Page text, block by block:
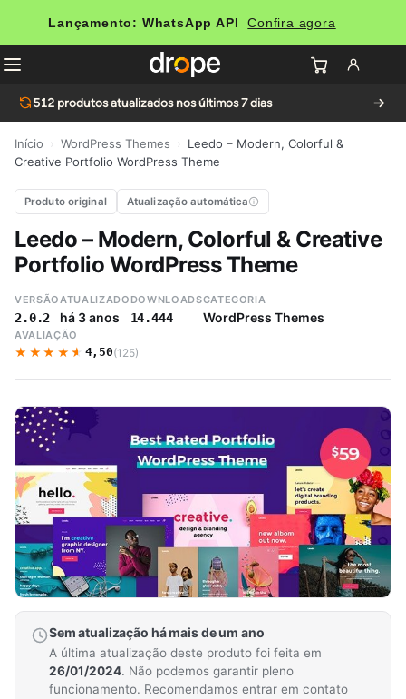
Lançamento: WhatsApp API Confira agora
512 produtos atualizados nos últimos 7 dias
Início WordPress Themes
Leedo – Modern, Colorful &
Creative Portfolio WordPress Theme
Produto original Atualização automática
Leedo – Modern, Colorful & Creative
Portfolio WordPress Theme
VERSÃO
2.0.2
ATUALIZADO
há 3 anos
DOWNLOADS
14.444
CATEGORIA
WordPress Themes
AVALIAÇÃO
★★★★★
★★★★★ 4,50(125)
Sem atualização há mais de um ano
A última atualização deste produto foi feita em
26/01/2024. Não podemos garantir pleno
funcionamento. Recomendamos entrar em contato